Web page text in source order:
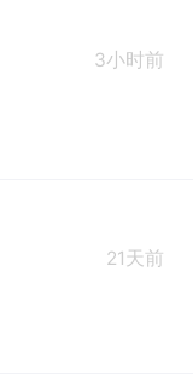
3小时前
21天前